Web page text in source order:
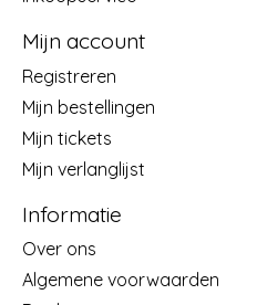
Mijn account
Registreren
Mijn bestellingen
Mijn tickets
Mijn verlanglijst
Informatie
Over ons
Algemene voorwaarden